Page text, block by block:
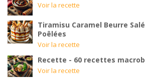
Voir la recette
Tiramisu Caramel Beurre
Poêlées
Voir la recette
Recette - 60 recettes
Voir la recette